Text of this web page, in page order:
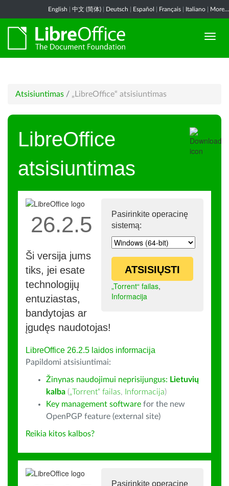
English 中文 (简体) Deutsch Español Français Italiano More...
Atsisiuntimas / „LibreOffice“ atsisiuntimas
LibreOffice
atsisiuntimas
Pasirinkite operacinę
sistemą:
ATSISIŲSTI
„Torrent“ failas,
Informacija
26.2.5
Ši versija jums
tiks, jei esate
technologijų
entuziastas,
bandytojas ar
įgudęs naudotojas!
LibreOffice 26.2.5 laidos informacija
Papildomi atsisiuntimai:
Žinynas naudojimui neprisijungus: Lietuvių
kalba („Torrent“ failas, Informacija)
Key management software for the new
OpenPGP feature (external site)
Reikia kitos kalbos?
Pasirinkite operacinę